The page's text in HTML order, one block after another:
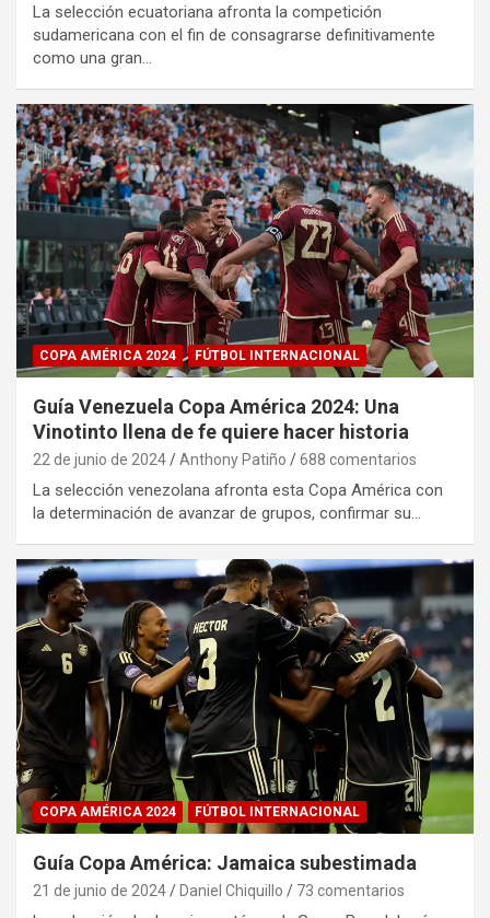
La selección ecuatoriana afronta la competición
sudamericana con el fin de consagrarse definitivamente
como una gran…
COPA AMÉRICA 2024 FÚTBOL INTERNACIONAL
Guía Venezuela Copa América 2024: Una
Vinotinto llena de fe quiere hacer historia
22 de junio de 2024 Anthony Patiño 688 comentarios
La selección venezolana afronta esta Copa América con
la determinación de avanzar de grupos, confirmar su…
COPA AMÉRICA 2024 FÚTBOL INTERNACIONAL
Guía Copa América: Jamaica subestimada
21 de junio de 2024 Daniel Chiquillo 73 comentarios